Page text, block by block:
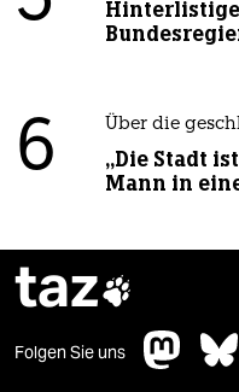
6 Über die
„Die Stadt
Mann in
taz
Folgen Sie uns